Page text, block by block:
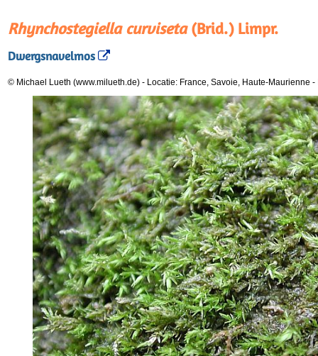
Rhynchostegiella curviseta(Brid.) Limpr.
Dwergsnavelmos
© Michael Lueth (www.milueth.de) - Locatie: France, Savoie, Haute-Maurienne -